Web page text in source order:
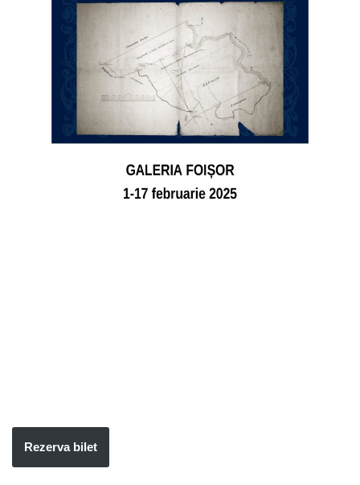
Rezerva bilet